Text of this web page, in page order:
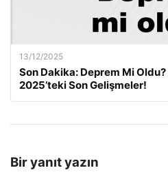
13/12/2025
Son Dakika: Deprem Mi Oldu?
2025’teki Son Gelişmeler!
Bir yanıt yazın